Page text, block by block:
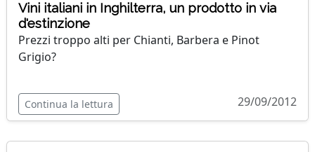
Vini italiani in Inghilterra, un prodotto in via
d'estinzione
Prezzi troppo alti per Chianti, Barbera e Pinot
Grigio?
Continua la lettura 29/09/2012